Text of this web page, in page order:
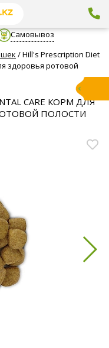
Самовывоз
/Hill's Prescription Diet
здоровья ротовой
CARE КОРМ ДЛЯ
ПОЛОСТИ